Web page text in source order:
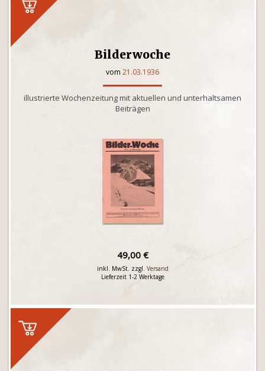
Bilderwoche
vom 21.03.1936
illustrierte Wochenzeitung mit aktuellen und unterhaltsamen
Beiträgen
49,00 €
inkl. MwSt. zzgl. Versand
Lieferzeit 1-2 Werktage